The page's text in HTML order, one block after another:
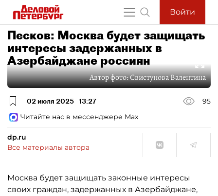
Войти
Песков: Москва будет защищать
интересы задержанных в
Азербайджане россиян
Автор фото:Свистунова Валентина
02 июля 2025 13:27
95
Читайте нас в мессенджере Max
dp.ru
Все материалы автора
Москва будет защищать законные интересы
своих граждан, задержанных в Азербайджане,